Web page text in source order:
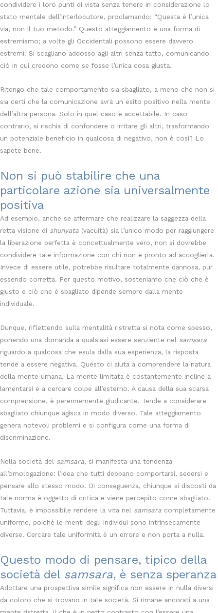
condividere i loro punti di vista senza tenere in considerazione lo
stato mentale dell’interlocutore, proclamando: “Questa è l’unica
via, non il tuo metodo.” Questo atteggiamento è una forma di
estremismo; a volte gli Occidentali possono essere davvero
estremi! Si scagliano addosso agli altri senza tatto, comunicando
ciò in cui credono come se fosse l’unica cosa giusta.
Ritengo che tale comportamento sia sbagliato, a meno che non si
sia certi che la comunicazione avrà un esito positivo nella mente
dell’altra persona. Solo in quel caso è accettabile. In caso
contrario, si rischia di confondere o irritare gli altri, trasformando
un potenziale beneficio in qualcosa di negativo, non è così? Lo
sapete bene.
Non si può stabilire che una
particolare azione sia universalmente
positiva
Ad esempio, anche se affermare che realizzare la saggezza della
retta visione di shunyata (vacuità) sia l’unico modo per raggiungere
la liberazione perfetta è concettualmente vero, non si dovrebbe
condividere tale informazione con chi non è pronto ad accoglierla.
Invece di essere utile, potrebbe risultare totalmente dannosa, pur
essendo corretta. Per questo motivo, sosteniamo che ciò che è
giusto e ciò che è sbagliato dipende sempre dalla mente
individuale.
Dunque, riflettendo sulla mentalità ristretta si nota come spesso,
ponendo una domanda a qualsiasi essere senziente nel samsara
riguardo a qualcosa che esula dalla sua esperienza, la risposta
tende a essere negativa. Questo ci aiuta a comprendere la natura
della mente umana. La mente limitata è costantemente incline a
lamentarsi e a cercare colpe all’esterno. A causa della sua scarsa
comprensione, è perennemente giudicante. Tende a considerare
sbagliato chiunque agisca in modo diverso. Tale atteggiamento
genera notevoli problemi e si configura come una forma di
discriminazione.
Nella società del samsara, si manifesta una tendenza
all’omologazione: l’idea che tutti debbano comportarsi, sedersi e
pensare allo stesso modo. Di conseguenza, chiunque si discosti da
tale norma è oggetto di critica e viene percepito come sbagliato.
Tuttavia, è impossibile rendere la vita nel samsara completamente
uniforme, poiché le menti degli individui sono intrinsecamente
diverse. Cercare tale uniformità è un errore e non porta a nulla.
Questo modo di pensare, tipico della
società del samsara, è senza speranza
Adottare una prospettiva simile significa non essere in nulla diversi
da coloro che si trovano in tale società. Si rimane ancorati a una